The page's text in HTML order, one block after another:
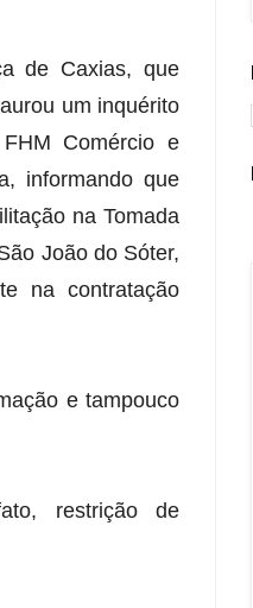
de Caxias, que
um inquérito
Comércio e
informando que
na Tomada
João do Sóter,
na contratação
e tampouco
restrição de